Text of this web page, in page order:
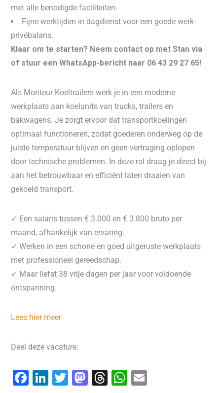
met alle benodigde faciliteiten.
Fijne werktijden in dagdienst voor een goede werk-
privébalans.
Klaar om te starten? Neem contact op met Stan via
of stuur een WhatsApp-bericht naar 06 43 29 27 65!
Als Monteur Koeltrailers werk je in een moderne
werkplaats aan koelunits van trucks, trailers en
bakwagens. Je zorgt ervoor dat transportkoelingen
optimaal functioneren, zodat goederen onderweg op de
juiste temperatuur blijven en geen vertraging oplopen
door technische problemen. In deze rol draag je direct bij
aan het betrouwbaar en efficiënt laten draaien van
gekoeld transport.
✓ Een salaris tussen € 3.000 en € 3.800 bruto per
maand, afhankelijk van ervaring.
✓ Werken in een schone en goed uitgeruste werkplaats
met professioneel gereedschap.
✓ Maar liefst 38 vrije dagen per jaar voor voldoende
ontspanning.
Lees hier meer
Deel deze vacature:
F
Li T
M T
W